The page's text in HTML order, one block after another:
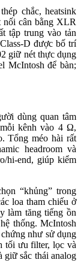
chắc, heatsink
nối cân bằng XLR
tập trung vào tản
D được bố trí
giữ nét thực dụng
McIntosh để bàn;
dùng quan tâm
kênh vào 4 Ω,
Tổng méo hài rất
headroom và
hi-end, giúp kiểm
“khủng” trong
loa tham chiếu ở
làm tăng tiếng ồn
thống. McIntosh
như sử dụng
tối ưu filter, lọc và
giữ sắc thái analog